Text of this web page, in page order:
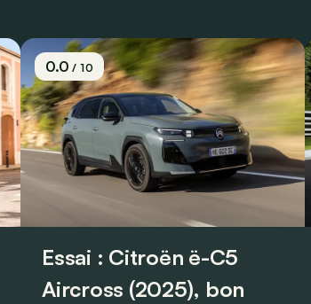
0.0/ 10
Essai : Citroën ë-C5
Aircross (2025), bon